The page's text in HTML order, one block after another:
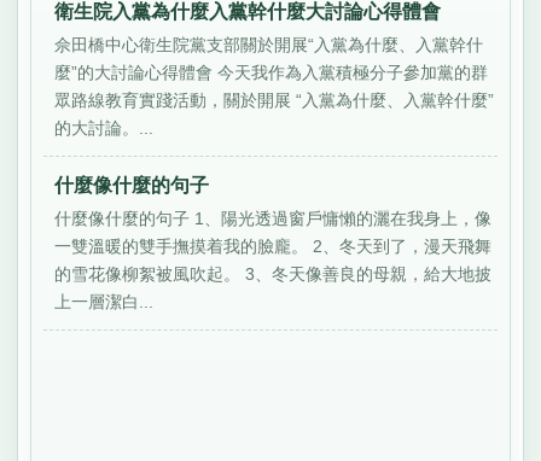
衛生院入黨為什麼入黨幹什麼大討論心得體會
佘田橋中心衛生院黨支部關於開展“入黨為什麼、入黨幹什
麼”的大討論心得體會 今天我作為入黨積極分子參加黨的群
眾路線教育實踐活動，關於開展 “入黨為什麼、入黨幹什麼”
的大討論。...
什麼像什麼的句子
什麼像什麼的句子 1、陽光透過窗戶慵懶的灑在我身上，像
一雙溫暖的雙手撫摸着我的臉龐。 2、冬天到了，漫天飛舞
的雪花像柳絮被風吹起。 3、冬天像善良的母親，給大地披
上一層潔白...